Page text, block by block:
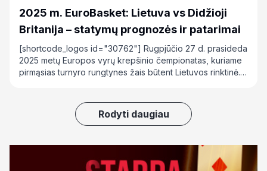
2025 m. EuroBasket: Lietuva vs Didžioji
Britanija – statymų prognozės ir patarimai
[shortcode_logos id="30762"] Rugpjūčio 27 d. prasideda
2025 metų Europos vyrų krepšinio čempionatas, kuriame
pirmąsias turnyro rungtynes žais būtent Lietuvos rinktinė.…
Rodyti daugiau